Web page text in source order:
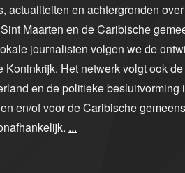
actualiteiten en achtergronden
Maarten en de Caribische
journalisten volgen we de
Het netwerk volgt ook
en de politieke besluitvorming
en/of voor de Caribische
...